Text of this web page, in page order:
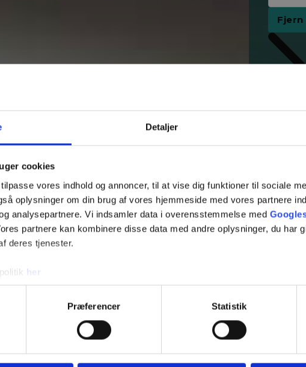
Detaljer
cookies
vores indhold og annoncer, til at vise dig funktioner til sociale
oplysninger om din brug af vores hjemmeside med vores partnere
analysepartnere. Vi indsamler data i overensstemmelse med
partnere kan kombinere disse data med andre oplysninger, du har
deres tjenester.
her
Præferencer Statistik
Fjern
Tilføj